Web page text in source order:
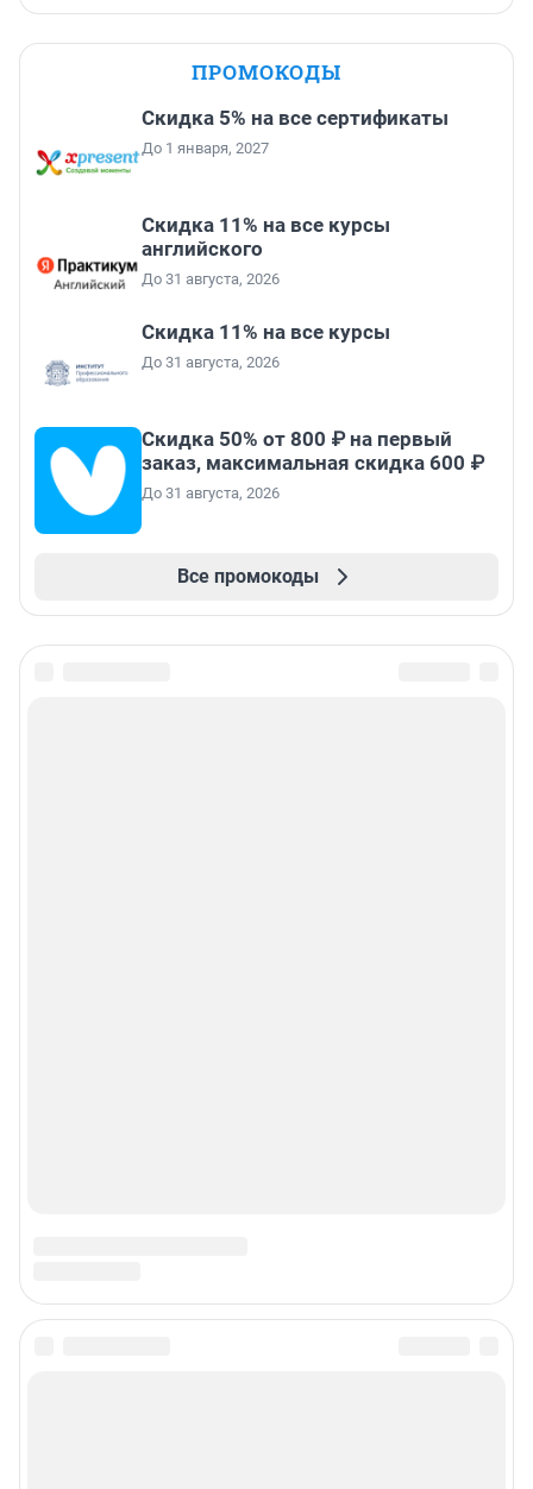
ПРОМОКОДЫ
Скидка 5% на все сертификаты
До 1 января, 2027
Скидка 11% на все курсы
английского
До 31 августа, 2026
Скидка 11% на все курсы
До 31 августа, 2026
Скидка 50% от 800 ₽ на первый
заказ, максимальная скидка 600 ₽
До 31 августа, 2026
Все промокоды